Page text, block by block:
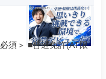
須＞ ■普通免許(AT限